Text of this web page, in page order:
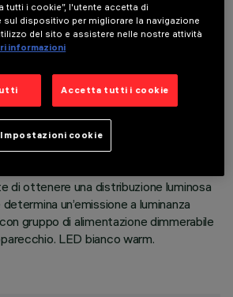
ad incasso con sorgenti LED. Vano
basculante +/- 30°. Ottiche ad
metallizzato, integrate in
schermo antiabbagliamento nero; la
di ottenere una distribuzione luminosa
un’emissione a luminanza
gruppo di alimentazione dimmerabile
LED bianco warm.
tutti i cookie”, l'utente accetta di
sul dispositivo per migliorare la navigazione
del sito e assistere nelle nostre attività
informazioni
Accetta tutti i cookie
Impostazioni cookie